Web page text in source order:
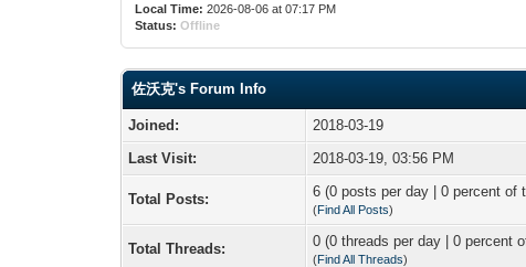
Local Time: 2026-08-06 at 07:17 PM
Status: Offline
佐沃克's Forum Info
Joined:
2018-03-19
Last Visit:
2018-03-19, 03:56 PM
Total Posts: 6 (0 posts per day | 0 percent of
(Find All Posts)
Total Threads: 0 (0 threads per day | 0 percent
(Find All Threads)